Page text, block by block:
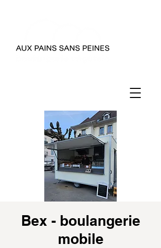
Bex - boulangerie
mobile